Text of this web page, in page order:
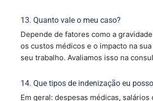
13. Quanto vale o meu caso?
Depende de fatores como a
os custos médicos e o impacto na
seu trabalho. Avaliamos isso na
14. Que tipos de indenização eu
Em geral: despesas médicas, salários